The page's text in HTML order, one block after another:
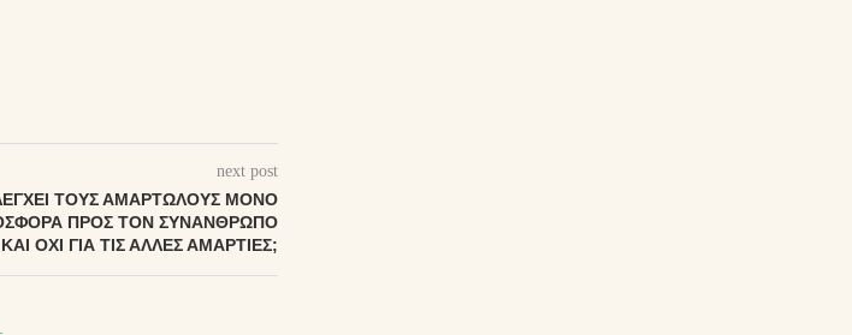
next post
ΤΟΥΣ ΑΜΑΡΤΩΛΟΎΣ ΜΌΝΟ
ΠΡΟΣ ΤΟΝ ΣΥΝΆΝΘΡΩΠΌ
ΌΧΙ ΓΙΑ ΤΙΣ ΆΛΛΕΣ ΑΜΑΡΤΊΕΣ;